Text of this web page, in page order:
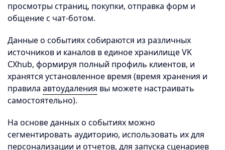
просмотры страниц, покупки, отправка форм и
общение с чат-ботом.
Данные о событиях собираются из различных
источников и каналов в единое хранилище VK
CXhub, формируя полный профиль клиентов, и
хранятся установленное время (время хранения и
правила автоудаления вы можете настраивать
самостоятельно).
На основе данных о событиях можно
сегментировать аудиторию, использовать их для
персонализации и отчетов, для запуска сценариев